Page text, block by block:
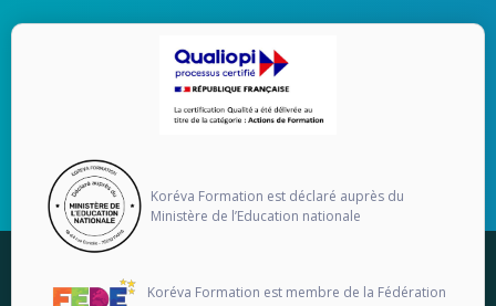
Koréva Formation est déclaré auprès du
Ministère de l’Education nationale
Koréva Formation est membre de la Fédération